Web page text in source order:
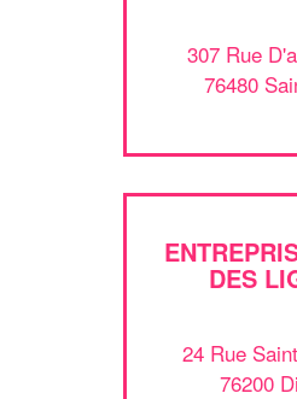
307 Rue
76480
DES
24 Rue
76200